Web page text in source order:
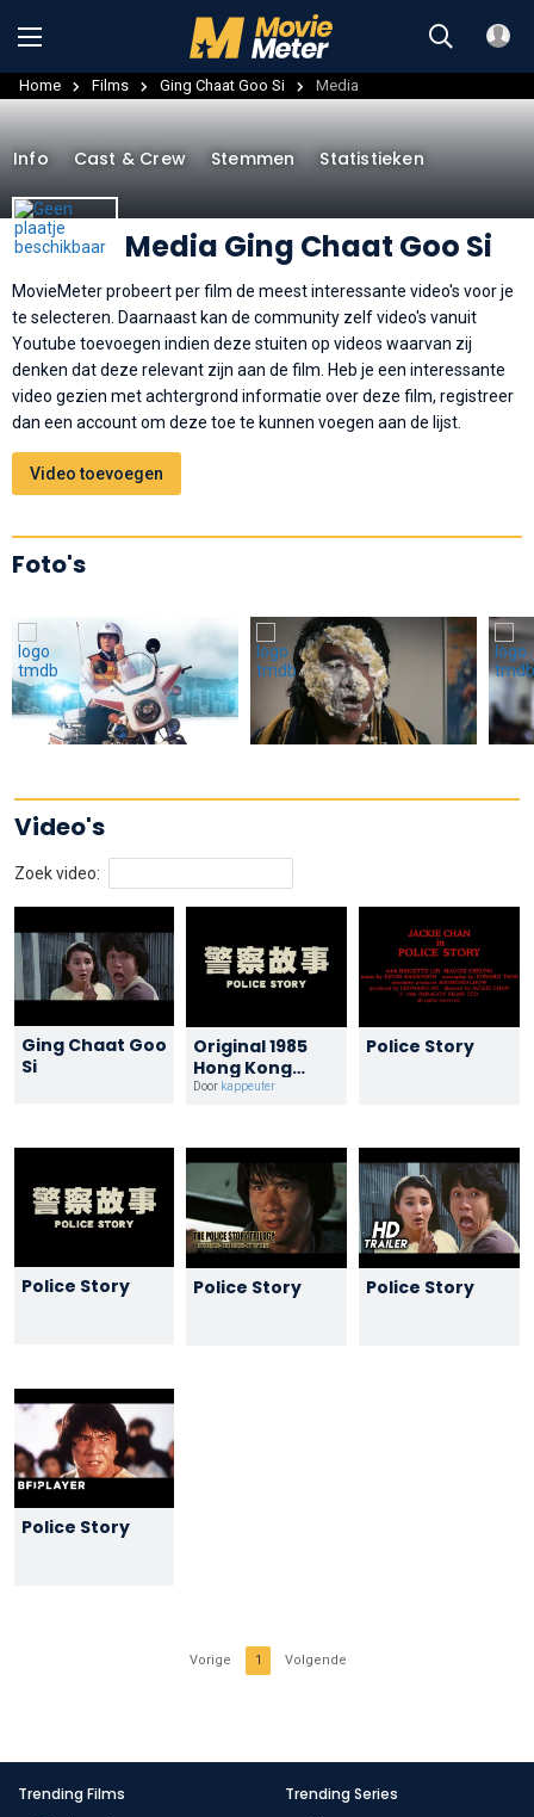
Home Films Ging Chaat Goo Si Media
Info Cast & Crew Stemmen Statistieken
Media Ging Chaat Goo Si
MovieMeter probeert per film de meest interessante video's voor je
te selecteren. Daarnaast kan de community zelf video's vanuit
Youtube toevoegen indien deze stuiten op videos waarvan zij
denken dat deze relevant zijn aan de film. Heb je een interessante
video gezien met achtergrond informatie over deze film, registreer
dan een account om deze toe te kunnen voegen aan de lijst.
Video toevoegen
Foto's
Video's
Zoek video:
Ging Chaat Goo
Si
Original 1985
Hong Kong
Trailer
Door kappeuter
Police Story
Police Story Police Story Police Story
Police Story
Vorige 1 Volgende
Trending Films Trending Series